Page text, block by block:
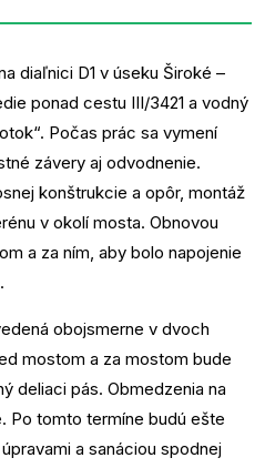
diaľnici D1 v úseku Široké –
ponad cestu III/3421 a vodný
Počas prác sa vymení
závery aj odvodnenie.
konštrukcie a opôr, montáž
v okolí mosta. Obnovou
a za ním, aby bolo napojenie
obojsmerne v dvoch
mostom a za mostom bude
deliaci pás. Obmedzenia na
Po tomto termíne budú ešte
a sanáciou spodnej